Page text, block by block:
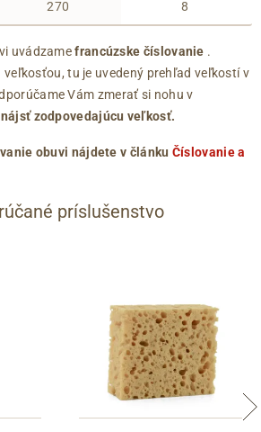
270 8
uvádzamefrancúzske číslovanie .
veľkosťou, tu je uvedený prehľad veľkostí v
Vám zmerať si nohu v
nájsť zodpovedajúcu veľkosť.
obuvi nájdete v článku Číslovanie a
príslušenstvo